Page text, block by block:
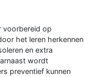
voorbereid op
het leren herkennen
en extra
wordt
preventief kunnen